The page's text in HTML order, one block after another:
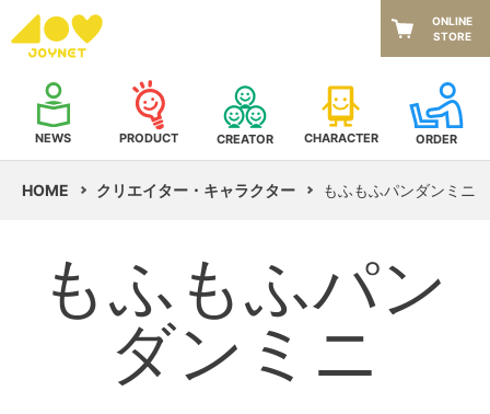
NEWS PRODUCT CREATOR CHARACTER ORDER
ONLINE
STORE
HOME クリエイター・キャラクター もふもふパンダンミニ
もふもふパン
ダンミニ